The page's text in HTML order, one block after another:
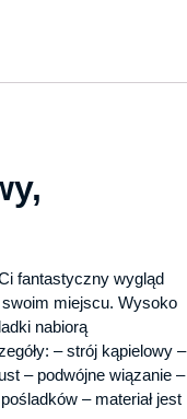
fantastyczny wygląd
swoim miejscu. Wysoko
nabiorą
– strój kąpielowy –
– podwójne wiązanie –
– materiał jest